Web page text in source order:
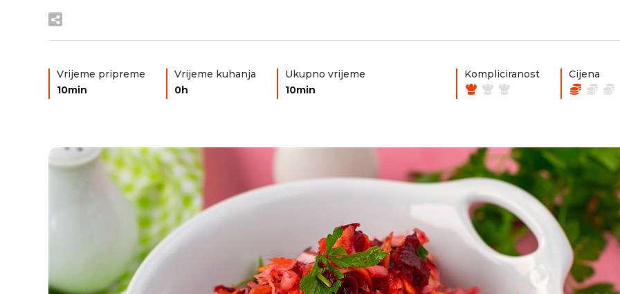
Vrijeme pripreme
10min
Vrijeme kuhanja
0h
Ukupno vrijeme
10min
Kompliciranost Cijena